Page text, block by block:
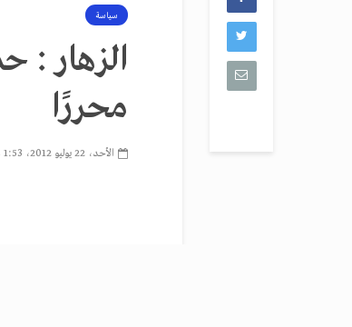
سياسة
الزهار :
محررًا
الأحد، 22 يوليو 2012، 1:53 م